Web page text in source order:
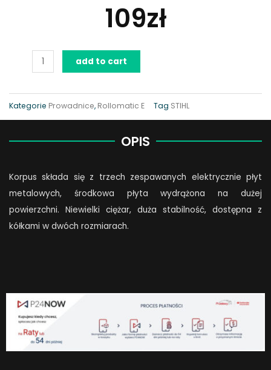
109zł
Rollomatic
-
add to cart
Kategorie Prowadnice, Rollomatic E Tag STIHL
OPIS
Korpus składa się z trzech zespawanych elektrycznie płyt
metalowych, środkowa płyta wydrążona na dużej
powierzchni. Niewielki ciężar, duża stabilność, dostępna z
kółkami w dwóch rozmiarach.